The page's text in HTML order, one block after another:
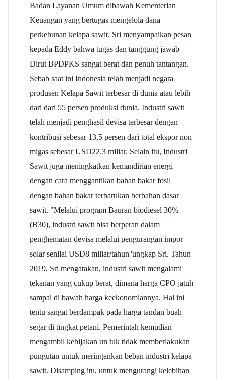
Badan Layanan Umum dibawah Kementerian
Keuangan yang bertugas mengelola dana
perkebunan kelapa sawit. Sri menyampaikan pesan
kepada Eddy bahwa tugas dan tanggung jawab
Dirut BPDPKS sangat berat dan penuh tantangan.
Sebab saat ini Indonesia telah menjadi negara
produsen Kelapa Sawit terbesar di dunia atau lebih
dari dari 55 persen produksi dunia. Industri sawit
telah menjadi penghasil devisa terbesar dengan
kontribusi sebesar 13,5 persen dari total ekspor non
migas sebesar USD22.3 miliar. Selain itu, Industri
Sawit juga meningkatkan kemandirian energi
dengan cara menggantikan bahan bakar fosil
dengan bahan bakar terbarukan berbahan dasar
sawit. "Melalui program Bauran biodiesel 30%
(B30), industri sawit bisa berperan dalam
penghematan devisa melalui pengurangan impor
solar senilai USD8 miliar/tahun''ungkap Sri. Tahun
2019, Sri mengatakan, industri sawit mengalami
tekanan yang cukup berat, dimana harga CPO jatuh
sampai di bawah harga keekonomiannya. Hal ini
tentu sangat berdampak pada harga tandan buah
segar di tingkat petani. Pemerintah kemudian
mengambil kebijakan un tuk tidak memberlakukan
pungutan untuk meringankan beban industri kelapa
sawit. Disamping itu, untuk mengurangi kelebihan